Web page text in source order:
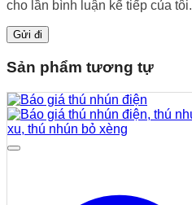
cho lần bình luận kế tiếp của tôi.
Sản phẩm tương tự